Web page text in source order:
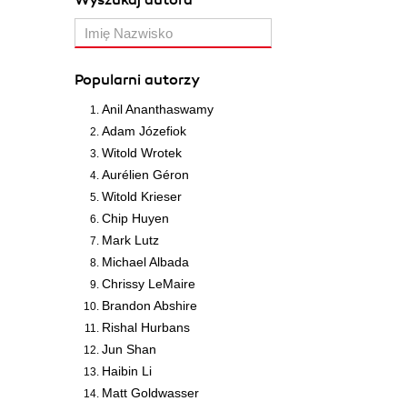
Popularni autorzy
Anil Ananthaswamy
Adam Józefiok
Witold Wrotek
Aurélien Géron
Witold Krieser
Chip Huyen
Mark Lutz
Michael Albada
Chrissy LeMaire
Brandon Abshire
Rishal Hurbans
Jun Shan
Haibin Li
Matt Goldwasser